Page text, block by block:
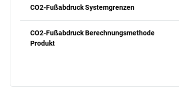
CO2-Fußabdruck Systemgrenzen
CO2-Fußabdruck Berechnungsmethode
Produkt